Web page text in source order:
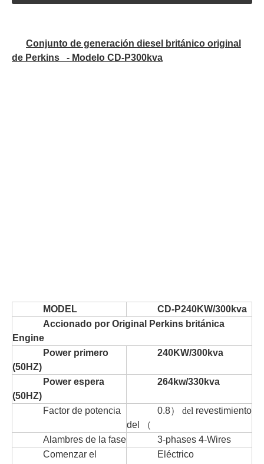
Conjunto de generación diesel británico original
de Perkins - Modelo CD-P300kva
MODEL
CD-P240KW/300kva
Accionado por Original Perkins británica
Engine
Power primero
(50HZ)
240KW/300kva
Power espera
(50HZ)
264kw/330kva
Factor de potencia 0.8） del revestimiento
del
（
Alambres de la fase
3-phases 4-Wires
Comenzar el
Eléctrico